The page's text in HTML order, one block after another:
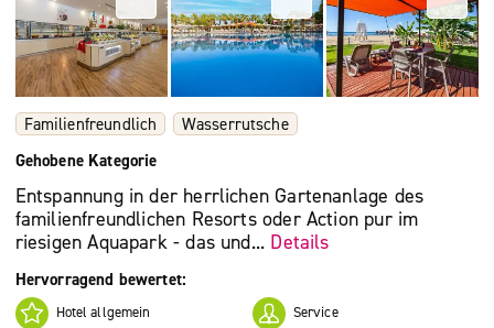
Familienfreundlich
Wasserrutsche
Gehobene Kategorie
Entspannung in der herrlichen Gartenanlage des
familienfreundlichen Resorts oder Action pur im
riesigen Aquapark - das und... Details
Hervorragend bewertet:
Hotel allgemein Service